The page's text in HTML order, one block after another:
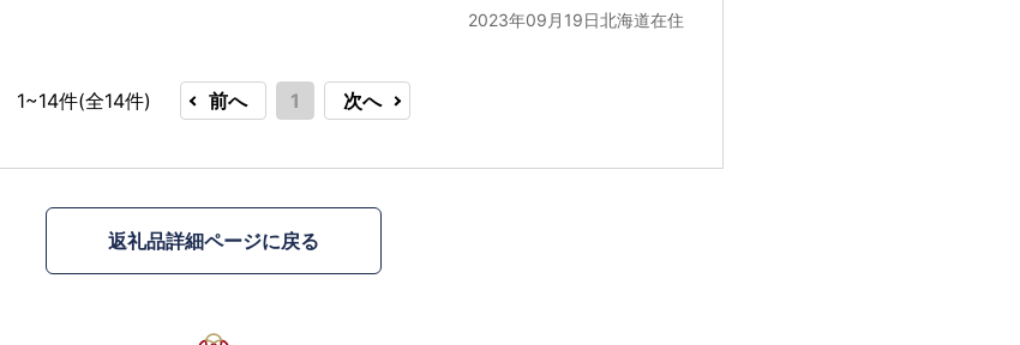
2023年09月19日北海道在住
1~14件(全14件) 前へ 1 次へ
返礼品詳細ページに戻る